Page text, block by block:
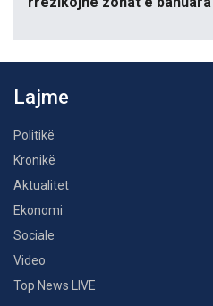
Lajme
Politikë
Kronikë
Aktualitet
Ekonomi
Sociale
Video
Top News LIVE